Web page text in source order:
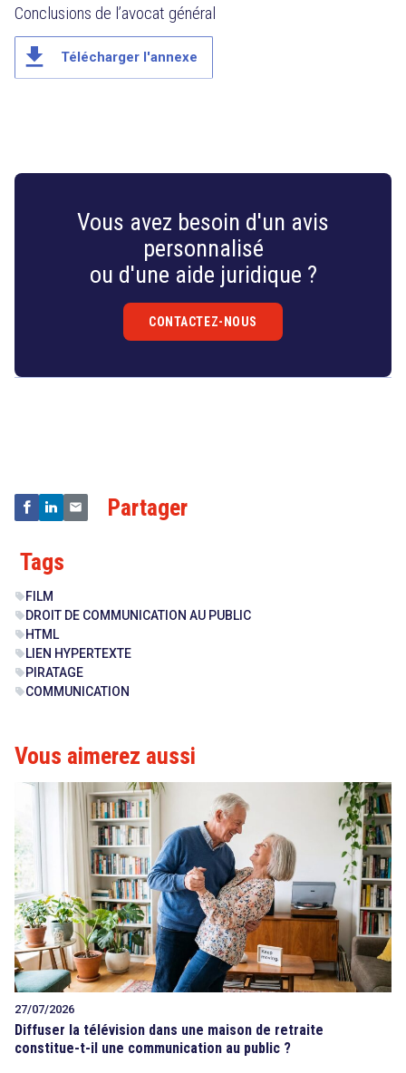
Conclusions de l’avocat général
file_download Télécharger l'annexe
Vous avez besoin d'un avis
personnalisé
ou d'une aide juridique ?
CONTACTEZ-NOUS
Partager
Tags
sell FILM
sell DROIT DE COMMUNICATION AU PUBLIC
sell HTML
sell LIEN HYPERTEXTE
sell PIRATAGE
sellCOMMUNICATION
Vous aimerez aussi
27/07/2026
Diffuser la télévision dans une maison de retraite
constitue-t-il une communication au public ?